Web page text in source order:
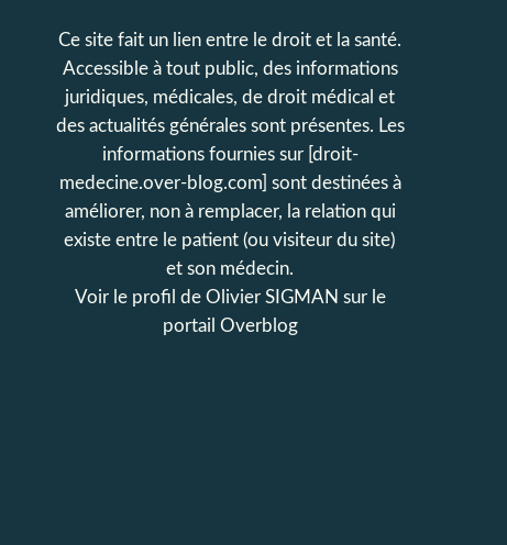
Ce site fait un lien entre le droit et la santé.
Accessible à tout public, des informations
juridiques, médicales, de droit médical et
des actualités générales sont présentes. Les
informations fournies sur [droit-
medecine.over-blog.com] sont destinées à
améliorer, non à remplacer, la relation qui
existe entre le patient (ou visiteur du site)
et son médecin.
Voir le profil de Olivier SIGMAN sur le
portail Overblog